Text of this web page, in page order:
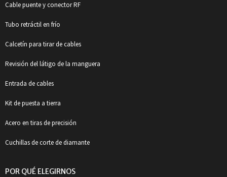
Cable puente y conector RF
Tubo retráctil en frío
Calcetín para tirar de cables
Revisión del látigo de la manguera
Entrada de cables
Kit de puesta a tierra
Acero en tiras de precisión
Cuchillas de corte de diamante
POR QUÉ ELEGIRNOS